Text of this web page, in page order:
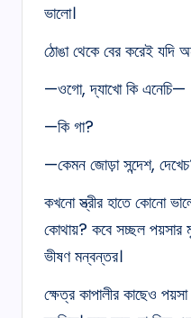
ভালো।
ঠোঙা থেকে বের করেই যদি
—ওগো, দ্যাখো কি এনেচি—
—কি গা?
—কেমন জোড়া সন্দেশ,
কখনো স্ত্রীর হাতে কোনো
কোথায়? কবে সচ্ছল পয়সার
ভীষণ মন্বন্তর।
ক্ষেত্র কাপালীর কাছেও